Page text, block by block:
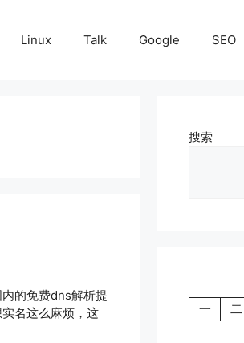
Linux Talk Google SEO
的免费dns解析提
名这么麻烦，这
搜索
一
二